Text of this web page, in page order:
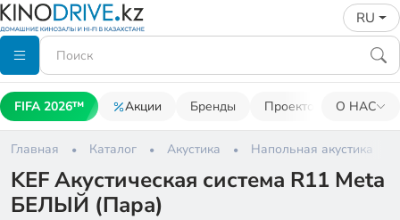
RU
FIFA 2026™ Акции Бренды Проекторы О НАС
Главная Каталог Акустика Напольная акустика
KEF Акустическая система R11 Meta
БЕЛЫЙ (Пара)